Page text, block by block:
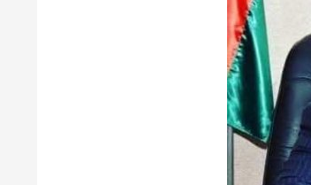
Loqo ✕
ƏLAQƏPEŞƏ
çıxan